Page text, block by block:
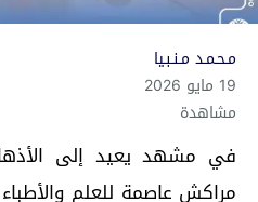
مـحـمـد مـنـبـيا
19 مايو 2026
مشاهدة
في مشهد يعيد إلى
مراكش عاصمة للعلم